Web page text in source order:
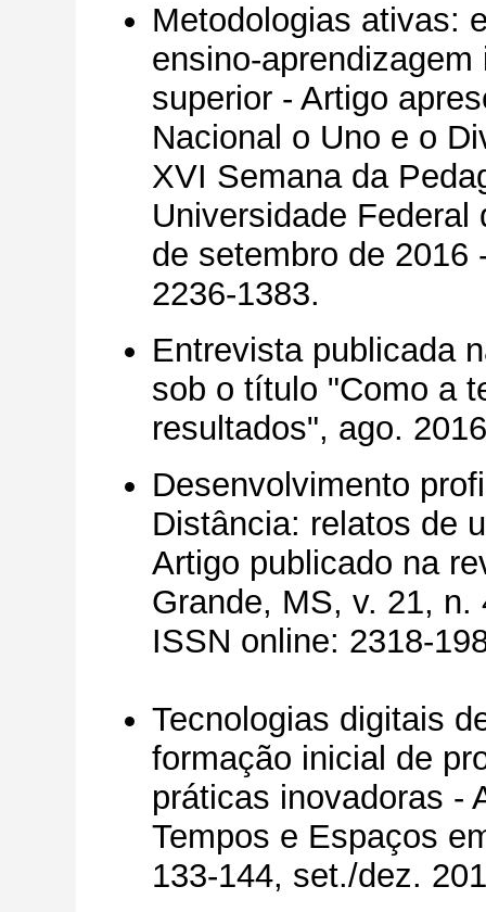
Metodologias ativas:
ensino-
superior - Artigo
Nacional o Uno e o
XVI Semana da
Universidade Federal
de setembro de 2016
2236-1383.
Entrevista publicada
sob o título "Como a
resultados", ago.
Desenvolvimento
Distância: relatos de
Artigo publicado na
Grande, MS, v. 21, n.
ISSN online: 2318-
Tecnologias digitais
formação inicial de
práticas inovadoras -
Tempos e Espaços
133-144, set./dez.